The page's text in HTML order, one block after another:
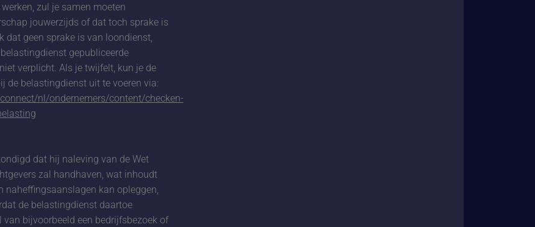
zul je samen moeten
jouwerzijds of dat toch sprake is
geen sprake is van loondienst,
gepubliceerde
verplicht. Als je twijfelt, kun je de
de belastingdienst uit te voeren via:
nl/ondernemers/content/checken-
dat hij naleving van de Wet
zal handhaven, wat inhoudt
kan opleggen,
de belastingdienst daartoe
bijvoorbeeld een bedrijfsbezoek of